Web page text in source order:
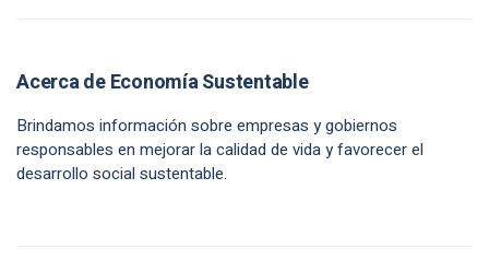
Acerca de Economía Sustentable
Brindamos información sobre empresas y gobiernos
responsables en mejorar la calidad de vida y favorecer el
desarrollo social sustentable.